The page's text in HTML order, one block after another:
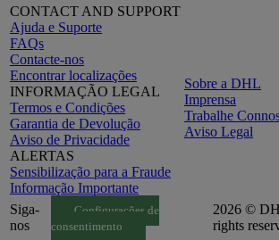
CONTACT AND SUPPORT
Ajuda e Suporte
FAQs
Contacte-nos
Encontrar localizações
INFORMAÇÃO LEGAL
Termos e Condições
Garantia de Devolução
Aviso de Privacidade
ALERTAS
Sensibilização para a Fraude
Informação Importante
Sobre a DHL
Imprensa
Trabalhe
Aviso Legal
Siga-
nos
Configurações de
consentimento
2026 ©
rights